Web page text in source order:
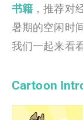
书籍 ，推荐对
暑期的空闲时
我们一起来看
Cartoon